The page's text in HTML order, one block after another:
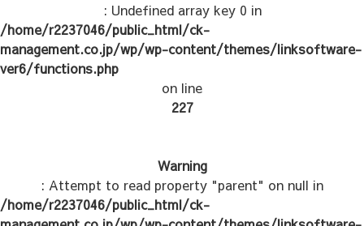
: Undefined array key 0 in
/home/r2237046/public_html/ck-
management.co.jp/wp/wp-content/themes/linksoftware-
ver6/functions.php
on line
227
Warning
: Attempt to read property "parent" on null in
/home/r2237046/public_html/ck-